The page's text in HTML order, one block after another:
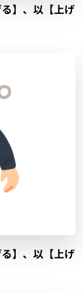
】、以【上げ
】、以【上げ